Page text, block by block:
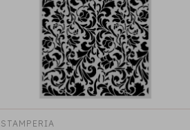
STAMPERIA